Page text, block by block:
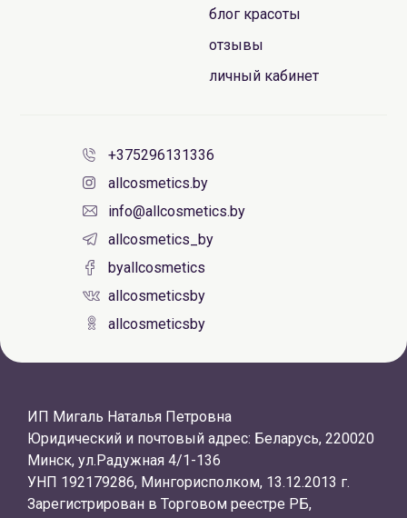
блог красоты
отзывы
личный кабинет
+375296131336
allcosmetics.by
info@allcosmetics.by
allcosmetics_by
byallcosmetics
allcosmeticsby
allcosmeticsby
ИП Мигаль Наталья Петровна
Юридический и почтовый адрес: Беларусь, 220020
Минск, ул.Радужная 4/1-136
УНП 192179286, Мингорисполком, 13.12.2013 г.
Зарегистрирован в Торговом реестре РБ,